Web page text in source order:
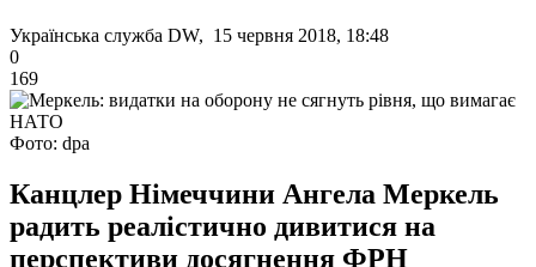
Українська служба DW, 15 червня 2018, 18:48
0
169
Фото: dpa
Канцлер Німеччини Ангела Меркель
радить реалістично дивитися на
перспективи досягнення ФРН